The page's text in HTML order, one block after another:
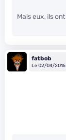
Mais eux, ils
fatbob
Le 02/04/2015